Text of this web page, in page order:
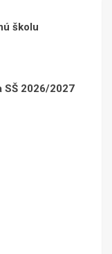
školu
SŠ 2026/2027